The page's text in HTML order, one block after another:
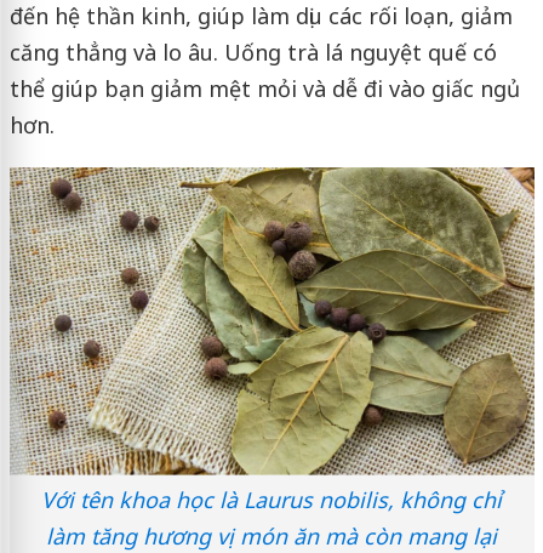
đến hệ thần kinh, giúp làm dịu các rối loạn, giảm
căng thẳng và lo âu. Uống trà lá nguyệt quế có
thể giúp bạn giảm mệt mỏi và dễ đi vào giấc ngủ
hơn.
Với tên khoa học là Laurus nobilis, không chỉ
làm tăng hương vị món ăn mà còn mang lại